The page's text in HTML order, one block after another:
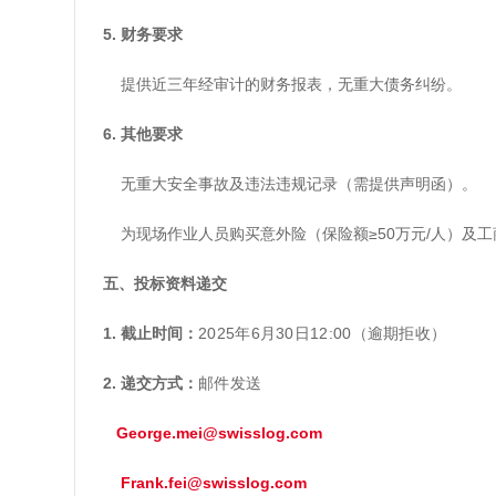
5. 财务要求
提供近三年经审计的财务报表，无重大债务纠纷。
6. 其他要求
无重大安全事故及违法违规记录（需提供声明函）。
为现场作业人员购买意外险（保险额≥50万元/人）及工
五、投标资料递交
1. 截止时间： 2025年6月30日12:00（逾期拒收）
2. 递交方式： 邮件发送
George.mei@swisslog.com
Frank.fei@swisslog.com